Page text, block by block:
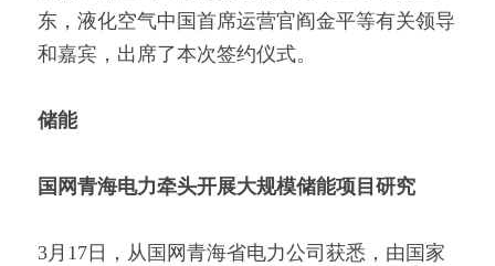
东，液化空气中国首席运营官阎金平等有关领导
和嘉宾，出席了本次签约仪式。
储能
国网青海电力牵头开展大规模储能项目研究
3月17日，从国网青海省电力公司获悉，由国家